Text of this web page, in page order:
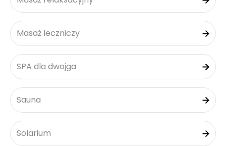
Masaż leczniczy
SPA dla dwojga
Sauna
Solarium